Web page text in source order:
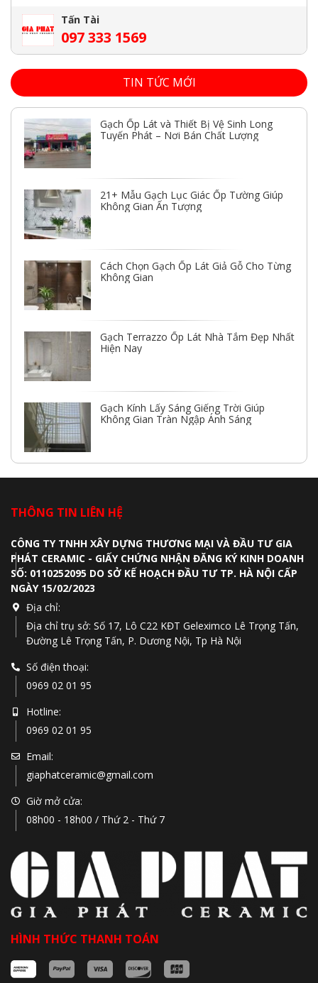
Tấn Tài
097 333 1569
TIN TỨC MỚI
Gạch Ốp Lát và Thiết Bị Vệ Sinh Long
Tuyến Phát – Nơi Bán Chất Lượng
21+ Mẫu Gạch Lục Giác Ốp Tường Giúp
Không Gian Ấn Tượng
Cách Chọn Gạch Ốp Lát Giả Gỗ Cho Từng
Không Gian
Gạch Terrazzo Ốp Lát Nhà Tắm Đẹp Nhất
Hiện Nay
Gạch Kính Lấy Sáng Giếng Trời Giúp
Không Gian Tràn Ngập Ánh Sáng
THÔNG TIN LIÊN HỆ
CÔNG TY TNHH XÂY DỰNG THƯƠNG MẠI VÀ ĐẦU TƯ GIA
PHÁT CERAMIC - GIẤY CHỨNG NHẬN ĐĂNG KÝ KINH DOANH
SỐ: 0110252095 DO SỞ KẾ HOẠCH ĐẦU TƯ TP. HÀ NỘI CẤP
NGÀY 15/02/2023
Địa chỉ:
Địa chỉ trụ sở: Số 17, Lô C22 KĐT Geleximco Lê Trọng Tấn,
Đường Lê Trọng Tấn, P. Dương Nội, Tp Hà Nội
Số điện thoại:
0969 02 01 95
Hotline:
0969 02 01 95
Email:
giaphatceramic@gmail.com
Giờ mở cửa:
08h00 - 18h00 / Thứ 2 - Thứ 7
HÌNH THỨC THANH TOÁN